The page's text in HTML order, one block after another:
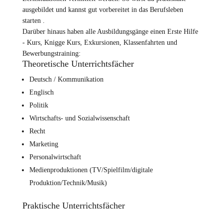
ausgebildet und kannst gut vorbereitet in das Berufsleben
starten .
Darüber hinaus haben alle Ausbildungsgänge einen Erste Hilfe
- Kurs, Knigge Kurs, Exkursionen, Klassenfahrten und
Bewerbungstraining:
Theoretische Unterrichtsfächer
Deutsch / Kommunikation
Englisch
Politik
Wirtschafts- und Sozialwissenschaft
Recht
Marketing
Personalwirtschaft
Medienproduktionen (TV/Spielfilm/digitale
Produktion/Technik/Musik)
Praktische Unterrichtsfächer